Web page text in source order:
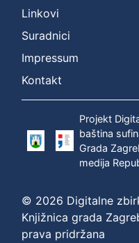
Linkovi
Suradnici
Impressum
Kontakt
Projekt
baština
Grada
medija
© 2026 Digitalne
Knjižnica grada
prava pridržana